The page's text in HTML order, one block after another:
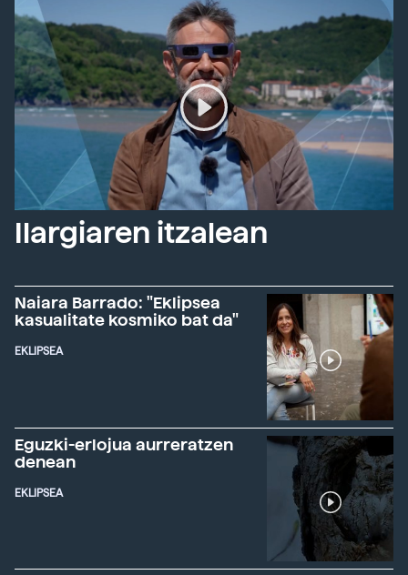
Ilargiaren itzalean
Naiara Barrado: "Eklipsea
kasualitate kosmiko bat da"
EKLIPSEA
Eguzki-erlojua aurreratzen
denean
EKLIPSEA